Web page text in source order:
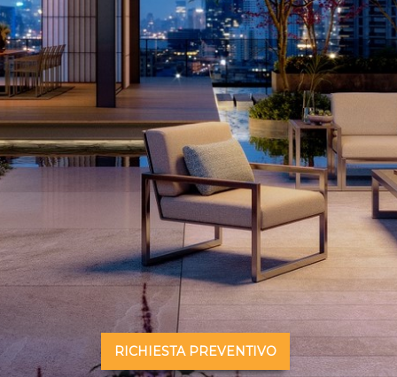
RICHIESTA PREVENTIVO